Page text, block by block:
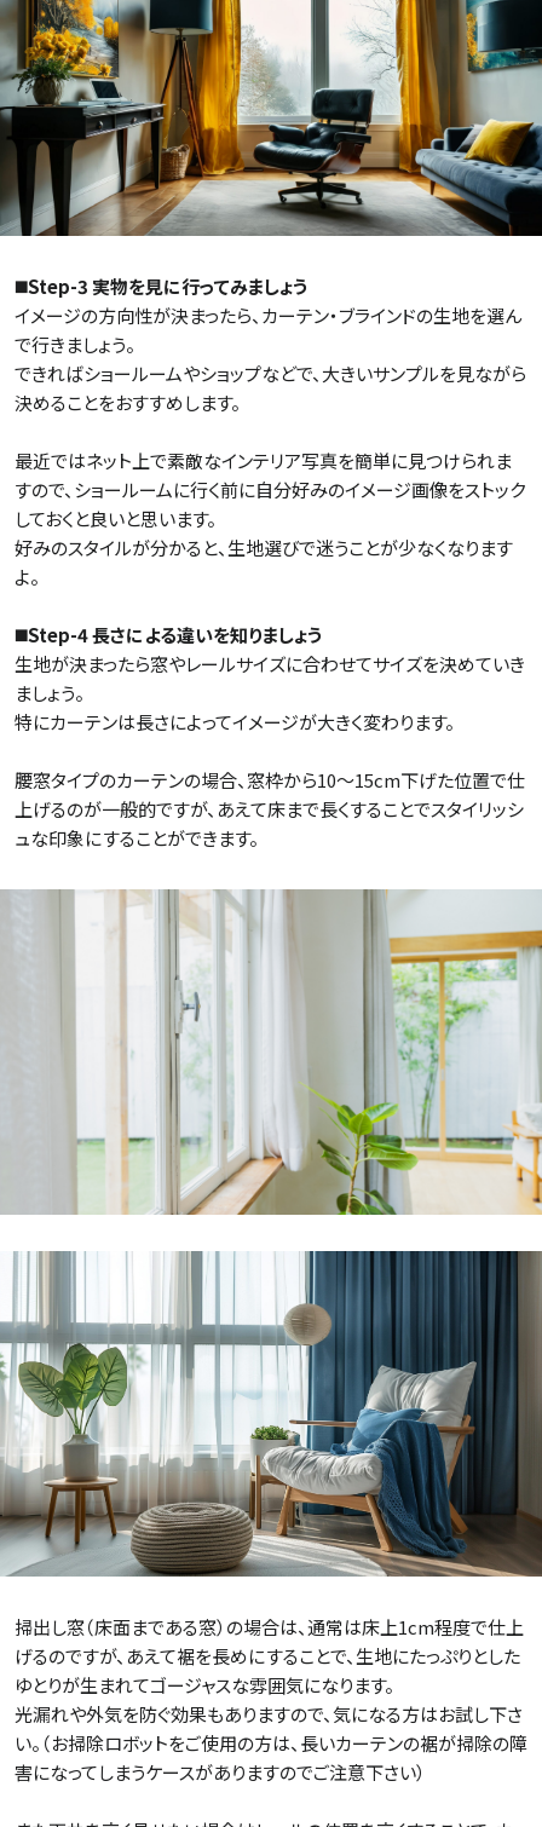
◼️Step-3 実物を見に行ってみましょう
イメージの方向性が決まったら、カーテン・ブラインドの生地を選ん
で行きましょう。
できればショールームやショップなどで、大きいサンプルを見ながら
決めることをおすすめします。
最近ではネット上で素敵なインテリア写真を簡単に見つけられま
すので、ショールームに行く前に自分好みのイメージ画像をストック
しておくと良いと思います。
好みのスタイルが分かると、生地選びで迷うことが少なくなります
よ。
◼️Step-4 長さによる違いを知りましょう
生地が決まったら窓やレールサイズに合わせてサイズを決めていき
ましょう。
特にカーテンは長さによってイメージが大きく変わります。
腰窓タイプのカーテンの場合、窓枠から10〜15cm下げた位置で仕
上げるのが一般的ですが、あえて床まで長くすることでスタイリッシ
ュな印象にすることができます。
掃出し窓（床面まである窓）の場合は、通常は床上1cm程度で仕上
げるのですが、あえて裾を長めにすることで、生地にたっぷりとした
ゆとりが生まれてゴージャスな雰囲気になります。
光漏れや外気を防ぐ効果もありますので、気になる方はお試し下さ
い。（お掃除ロボットをご使用の方は、長いカーテンの裾が掃除の障
害になってしまうケースがありますのでご注意下さい）